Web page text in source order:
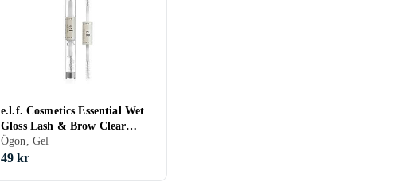
e.l.f. Cosmetics Essential Wet
Gloss Lash & Brow Clear
Mascara
Ögon, Gel
49 kr